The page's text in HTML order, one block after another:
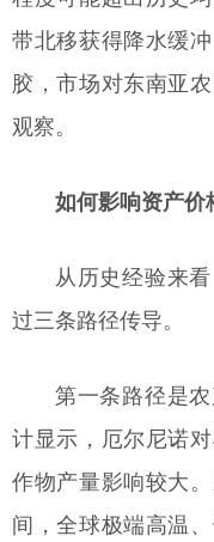
带北移获得降水缓
胶，市场对东南亚
观察。
如何影响资产价
从历史经验来
过三条路径传导。
第一条路径是
计显示，厄尔尼诺
作物产量影响较大
间，全球极端高温